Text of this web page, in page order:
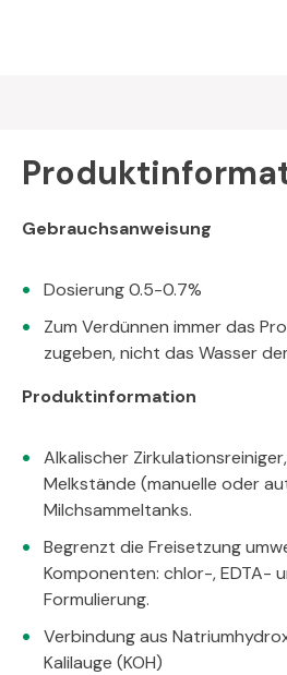
Gebrauchsanweisung
Dosierung 0.5-0.7%
Zum Verdünnen immer das
zugeben, nicht das Wasser
Produktinformation
Alkalischer
Melkstände (manuelle oder
Milchsammeltanks.
Begrenzt die Freisetzung
Komponenten: chlor-, EDTA-
Formulierung.
Verbindung aus
Kalilauge (KOH)